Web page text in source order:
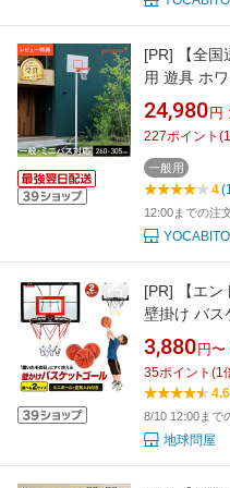
[PR]
【全
用 遊具 ホ
般 公式サイ
外遊具 おし
ットボール
マグカップ
24,980 円
227ポイント (1
一般用
4
12:00までの注
[PR]
【エ
壁掛け バス
供 バスケ
おもちゃ ボ
る2サイズ)
3,880 円〜
35ポイント (1
8/10 12:00まで
地球問屋